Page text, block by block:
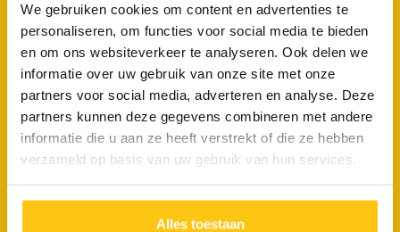
We gebruiken cookies om content en advertenties te
personaliseren, om functies voor social media te bieden
en om ons websiteverkeer te analyseren. Ook delen we
informatie over uw gebruik van onze site met onze
partners voor social media, adverteren en analyse. Deze
partners kunnen deze gegevens combineren met andere
informatie die u aan ze heeft verstrekt of die ze hebben
verzameld op basis van uw gebruik van hun services.
Alles toestaan
Van Hennaertweg 4
2952 CA Alblasserdam
reserveringen@fital.nl
ONZE VAKANTIES
• FietsBusvakantie